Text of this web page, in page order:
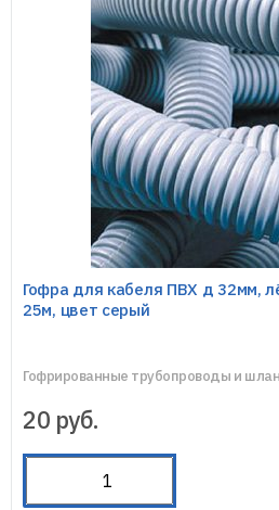
Гофра для кабеля ПВХ д 32мм,
25м, цвет серый
Гофрированные трубопроводы и
20 руб.